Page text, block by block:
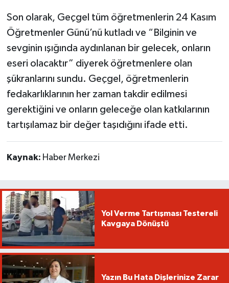
Son olarak, Geçgel tüm öğretmenlerin 24 Kasım
Öğretmenler Günü’nü kutladı ve “Bilginin ve
sevginin ışığında aydınlanan bir gelecek, onların
eseri olacaktır” diyerek öğretmenlere olan
şükranlarını sundu. Geçgel, öğretmenlerin
fedakarlıklarının her zaman takdir edilmesi
gerektiğini ve onların geleceğe olan katkılarının
tartışılamaz bir değer taşıdığını ifade etti.
Kaynak: Haber Merkezi
Yol Verme Tartışması Testereli
Kavgaya Dönüştü
Yazın Bu Hata Dişlerinize Zarar